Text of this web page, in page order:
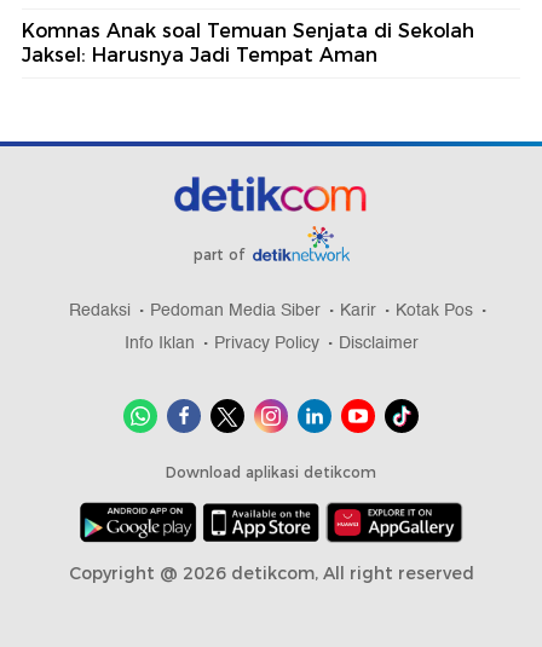
Komnas Anak soal Temuan Senjata di Sekolah
Jaksel: Harusnya Jadi Tempat Aman
part of
Redaksi Pedoman Media Siber Karir
Kotak Pos
Info Iklan
Privacy Policy Disclaimer
Download aplikasi detikcom
Copyright @ 2026 detikcom, All right reserved